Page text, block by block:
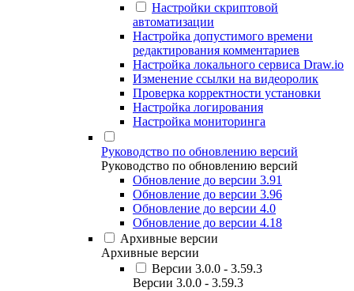
Настройки скриптовой
автоматизации
Настройка допустимого времени
редактирования комментариев
Настройка локального сервиса Draw.io
Изменение ссылки на видеоролик
Проверка корректности установки
Настройка логирования
Настройка мониторинга
Руководство по обновлению версий
Руководство по обновлению версий
Обновление до версии 3.91
Обновление до версии 3.96
Обновление до версии 4.0
Обновление до версии 4.18
Архивные версии
Архивные версии
Версии 3.0.0 - 3.59.3
Версии 3.0.0 - 3.59.3